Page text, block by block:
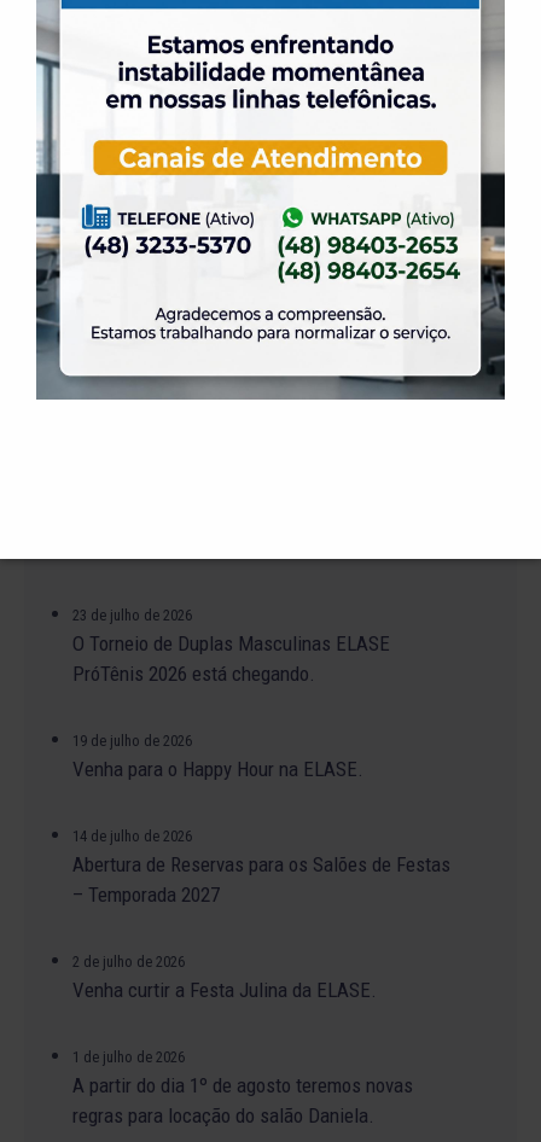
+ NOTÍCIAS
4 de agosto de 2026
A promoção da taxa de adesão foi prorrogada
até dia 31 de Agosto.
a gente.
23 de julho de 2026
O Torneio de Duplas Masculinas ELASE
PróTênis 2026 está chegando.
19 de julho de 2026
Venha para o Happy Hour na ELASE.
14 de julho de 2026
Abertura de Reservas para os Salões de Festas
– Temporada 2027
2 de julho de 2026
Venha curtir a Festa Julina da ELASE.
1 de julho de 2026
A partir do dia 1º de agosto teremos novas
regras para locação do salão Daniela.